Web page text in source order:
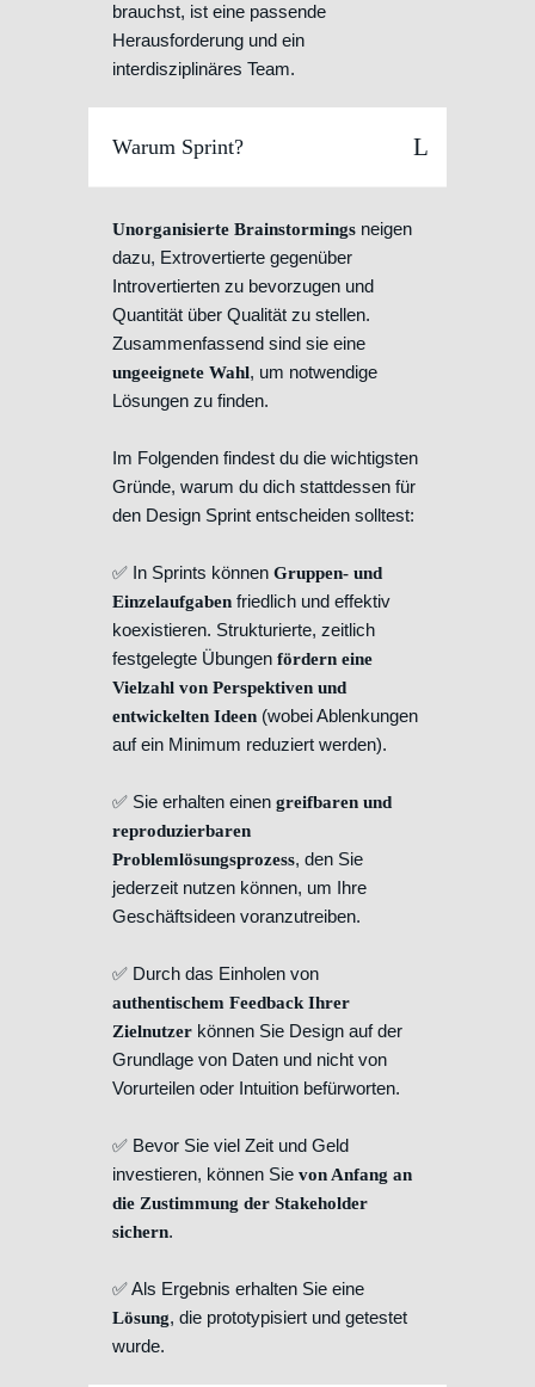
brauchst, ist eine passende
Herausforderung und ein
interdisziplinäres Team.
Warum Sprint?
Unorganisierte Brainstormings neigen
dazu, Extrovertierte gegenüber
Introvertierten zu bevorzugen und
Quantität über Qualität zu stellen.
Zusammenfassend sind sie eine
ungeeignete Wahl, um notwendige
Lösungen zu finden.
Im Folgenden findest du die wichtigsten
Gründe, warum du dich stattdessen für
den Design Sprint entscheiden solltest:
✅ In Sprints können Gruppen- und
Einzelaufgaben friedlich und effektiv
koexistieren. Strukturierte, zeitlich
festgelegte Übungen fördern eine
Vielzahl von Perspektiven und
entwickelten Ideen (wobei Ablenkungen
auf ein Minimum reduziert werden).
✅ Sie erhalten einen greifbaren und
reproduzierbaren
Problemlösungsprozess, den Sie
jederzeit nutzen können, um Ihre
Geschäftsideen voranzutreiben.
✅ Durch das Einholen von
authentischem Feedback Ihrer
Zielnutzer können Sie Design auf der
Grundlage von Daten und nicht von
Vorurteilen oder Intuition befürworten.
✅ Bevor Sie viel Zeit und Geld
investieren, können Sie von Anfang an
die Zustimmung der Stakeholder
sichern.
✅ Als Ergebnis erhalten Sie eine
Lösung, die prototypisiert und getestet
wurde.